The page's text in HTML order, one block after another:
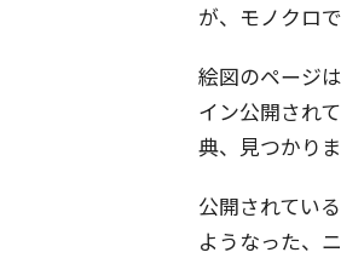
が、モノクロ
絵図のページ
イン公開され
典、見つかり
公開されてい
ようなった、